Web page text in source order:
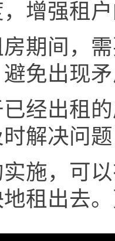
增强租
期间，
免出现
经出租
解决问
施，可
租出去